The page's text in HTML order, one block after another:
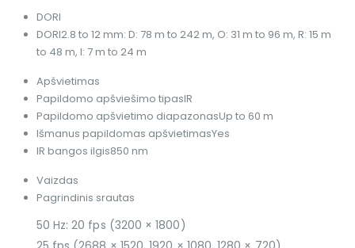
DORI
DORI2.8 to 12 mm: D: 78 m to 242 m, O: 31 m to 96 m, R: 15 m
to 48 m, I: 7 m to 24 m
Apšvietimas
Papildomo apšviešimo tipasIR
Papildomo apšvietimo diapazonasUp to 60 m
Išmanus papildomas apšvietimasYes
IR bangos ilgis850 nm
Vaizdas
Pagrindinis srautas
50 Hz: 20 fps (3200 × 1800)